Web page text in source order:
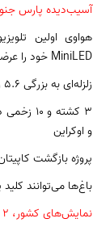
آسیب‌دیده پارس
MiniLED خود را عرضه می‌کند
زلزله‌ای به بزرگی ۵.۶ ریشتر آلاسکا را لرزاند
۳ کشته
و اوکراین
پروژه بازگشت
باغ‌ها می‌توانند
نمایش‌های کشور، ٢ شب به صحنه نمی‌روند